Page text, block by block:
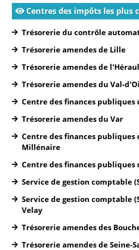
Centres des impôts les plus
Trésorerie du contrôle
Trésorerie amendes de Lille
Trésorerie amendes de
Trésorerie amendes du Val-
Centre des finances
Trésorerie amendes du Var
Centre des finances
Millénaire
Centre des finances publiques
Service de gestion comptable
Service de gestion comptable
Velay
Trésorerie amendes des
Trésorerie amendes de Seine-